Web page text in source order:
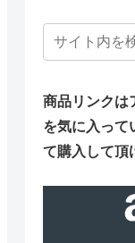
商品リンクは
を気に入って
て購入して頂